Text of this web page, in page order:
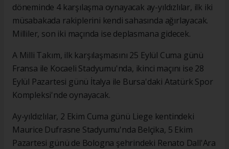
döneminde 4 karşılaşma oynayacak ay-yıldızlılar, ilk iki
müsabakada rakiplerini kendi sahasında ağırlayacak.
Milliler, son iki maçında ise deplasmana gidecek.
A Milli Takım, ilk karşılaşmasını 25 Eylül Cuma günü
Fransa ile Kocaeli Stadyumu'nda, ikinci maçını ise 28
Eylül Pazartesi günü İtalya ile Bursa'daki Atatürk Spor
Kompleksi'nde oynayacak.
Ay-yıldızlılar, 2 Ekim Cuma günü Liege kentindeki
Maurice Dufrasne Stadyumu'nda Belçika, 5 Ekim
Pazartesi günü de Bologna şehrindeki Renato Dall'Ara